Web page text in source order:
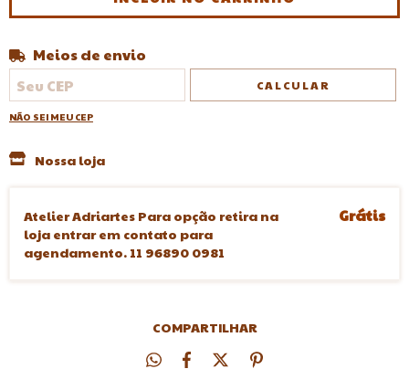
Entregas para o CEP:
Meios de envio
CALCULAR
NÃO SEI MEU CEP
Nossa loja
Atelier Adriartes Para opção retira na
loja entrar em contato para
agendamento. 11 96890 0981
Grátis
COMPARTILHAR